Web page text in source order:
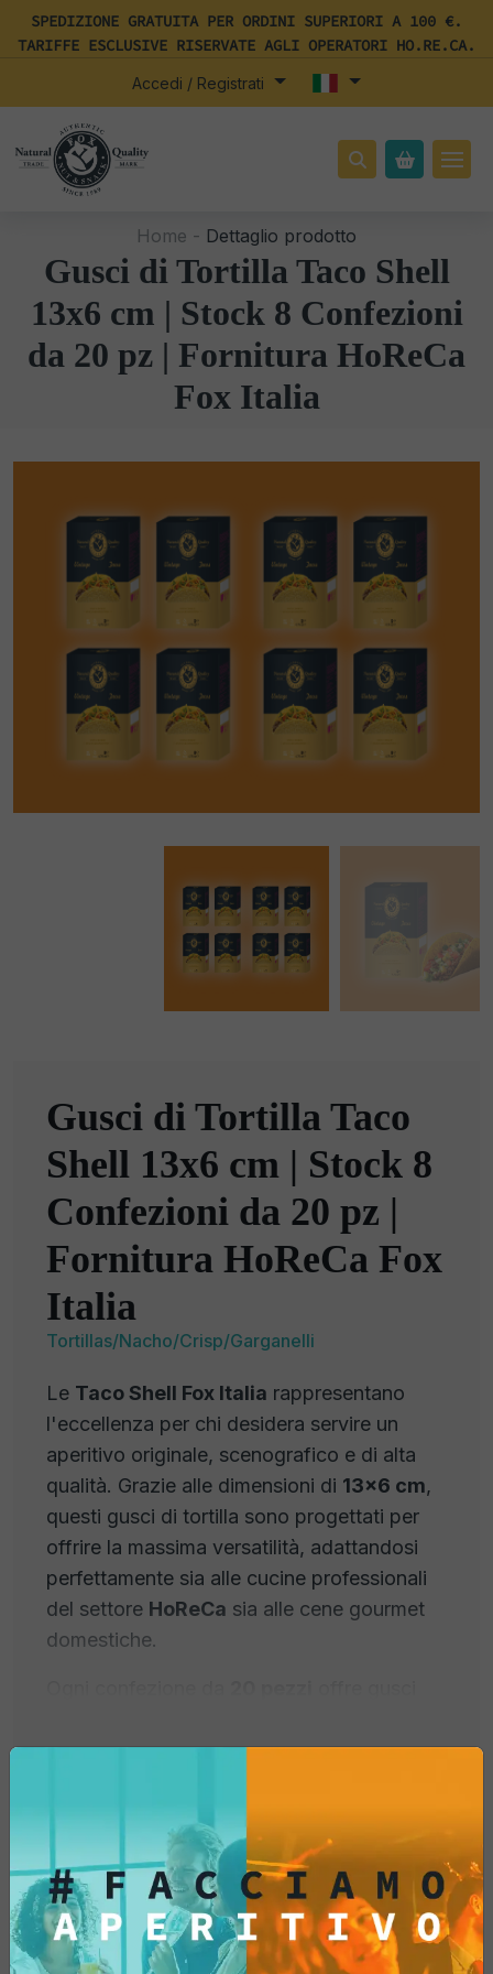
SPEDIZIONE GRATUITA PER ORDINI SUPERIORI A 100 €.
TARIFFE ESCLUSIVE RISERVATE AGLI OPERATORI HO.RE.CA.
Accedi / Registrati
Home - Dettaglio prodotto
Gusci di Tortilla Taco Shell
13x6 cm | Stock 8 Confezioni
da 20 pz | Fornitura HoReCa
Fox Italia
Gusci di Tortilla Taco
Shell 13x6 cm | Stock 8
Confezioni da 20 pz |
Fornitura HoReCa Fox
Italia
Tortillas/Nacho/Crisp/Garganelli
Le Taco Shell Fox Italia rappresentano
l'eccellenza per chi desidera servire un
aperitivo originale, scenografico e di alta
qualità. Grazie alle dimensioni di 13x6 cm,
questi gusci di tortilla sono progettati per
offrire la massima versatilità, adattandosi
perfettamente sia alle cucine professionali
del settore HoReCa sia alle cene gourmet
domestiche.
mantenere la forma e la consistenza anche
Perché scegliere le Taco
Shell professionali Fox
Italia?
Struttura Extra-Crunchy e Stabile:La
Informazioni prodotto